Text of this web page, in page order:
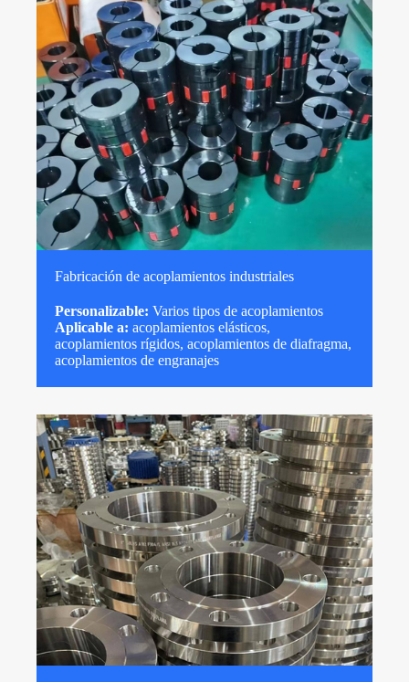
Fabricación de acoplamientos industriales
Personalizable: Varios tipos de acoplamientos
Aplicable a: acoplamientos elásticos,
acoplamientos rígidos, acoplamientos de diafragma,
acoplamientos de engranajes